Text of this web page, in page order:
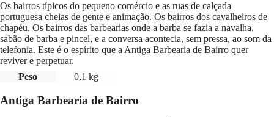
Os bairros típicos do pequeno comércio e as ruas de calçada
portuguesa cheias de gente e animação. Os bairros dos cavalheiros de
chapéu. Os bairros das barbearias onde a barba se fazia a navalha,
sabão de barba e pincel, e a conversa acontecia, sem pressa, ao som da
telefonia. Este é o espírito que a Antiga Barbearia de Bairro quer
reviver e perpetuar.
Peso
0,1 kg
Antiga Barbearia de Bairro